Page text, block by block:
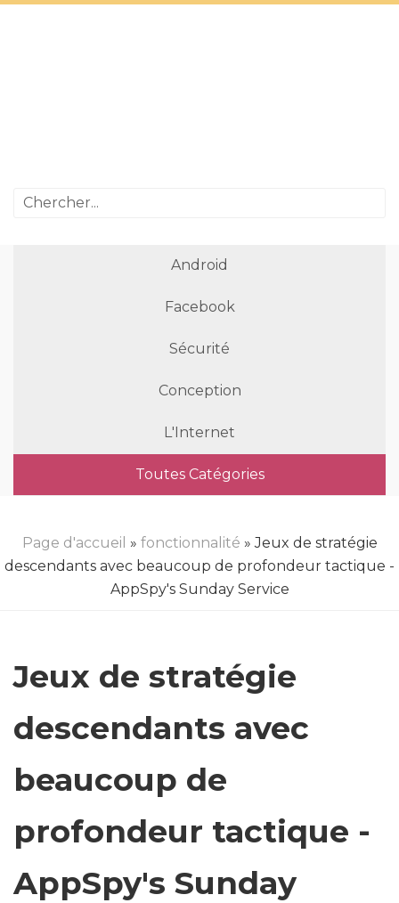
Android
Facebook
Sécurité
Conception
L'Internet
Toutes Catégories
Page d'accueil » fonctionnalité » Jeux de stratégie
descendants avec beaucoup de profondeur tactique -
AppSpy's Sunday Service
Jeux de stratégie
descendants avec
beaucoup de
profondeur tactique -
AppSpy's Sunday